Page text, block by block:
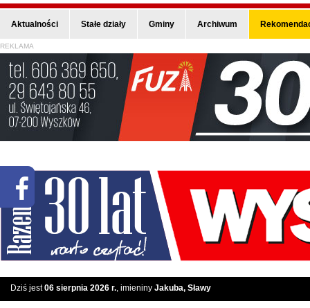
Aktualności Stałe działy Gminy Archiwum
REKLAMA
Dziś jest06 sierpnia 2026 r., imieniny Jakuba, Sławy